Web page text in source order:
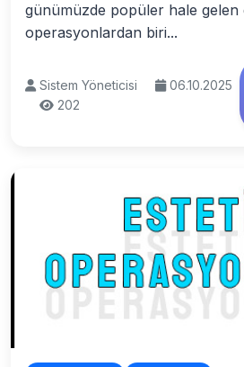
günümüzde popüler hale gelen
operasyonlardan biri...
Sistem Yöneticisi
06.10.2025
202